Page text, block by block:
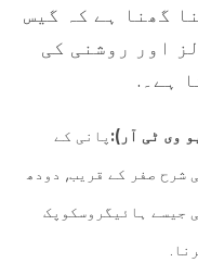
گھنا ہے کہ گیس
اور روشنی کی
ہے۔.
وی ٹی آر): پانی کے
شرح صفر کے قریب, دودھ
جیسے ہائیگروسکوپک